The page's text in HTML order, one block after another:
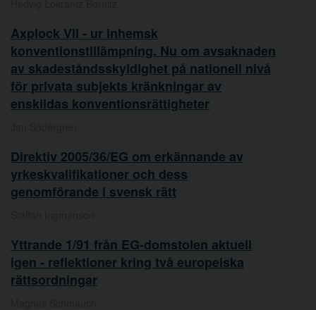
Axplock VII - ur inhemsk
konventionstillämpning. Nu om avsaknaden
av skadeståndsskyldighet på nationell nivå
för privata subjekts kränkningar av
enskildas konventionsrättigheter
Direktiv 2005/36/EG om erkännande av
yrkeskvalifikationer och dess
genomförande i svensk rätt
Yttrande 1/91 från EG-domstolen aktuell
igen - reflektioner kring två europeiska
rättsordningar